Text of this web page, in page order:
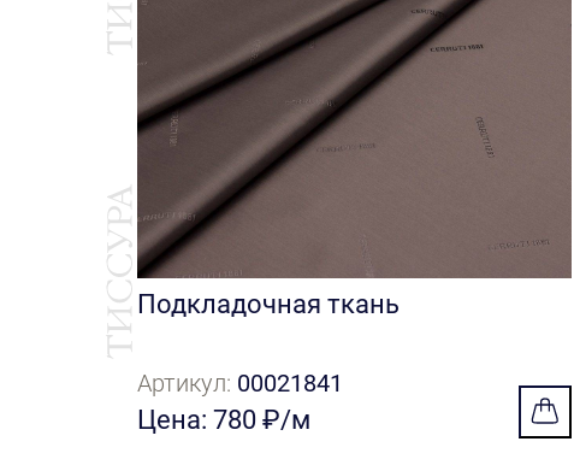
Подкладочная ткань
Артикул: 00021841
Цена: 780 ₽/м